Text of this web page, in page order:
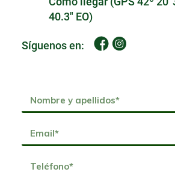
40.3" EO)
Síguenos en: